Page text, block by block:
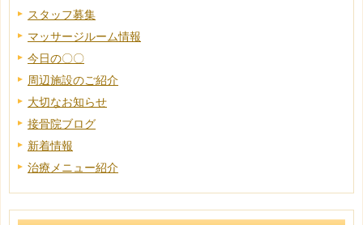
スタッフ募集
マッサージルーム情報
今日の〇〇
周辺施設のご紹介
大切なお知らせ
接骨院ブログ
新着情報
治療メニュー紹介